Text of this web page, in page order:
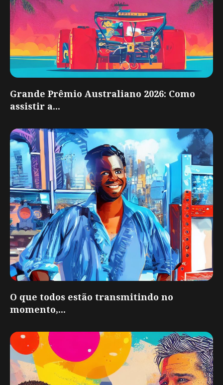
Grande Prêmio Australiano 2026: Como
assistir a...
O que todos estão transmitindo no
momento,...